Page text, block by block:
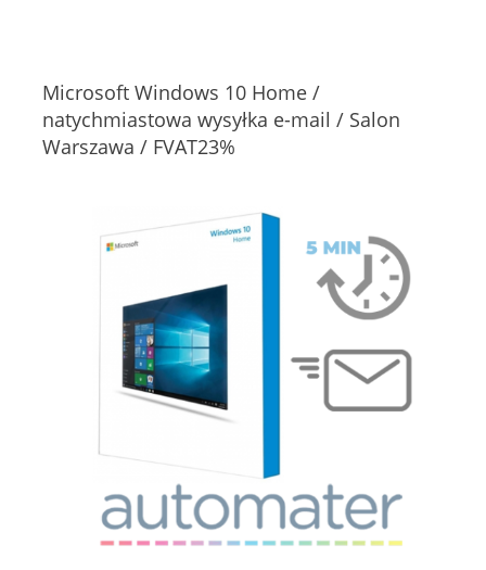
Microsoft Windows 10 Home /
natychmiastowa wysyłka e-mail / Salon
Warszawa / FVAT23%